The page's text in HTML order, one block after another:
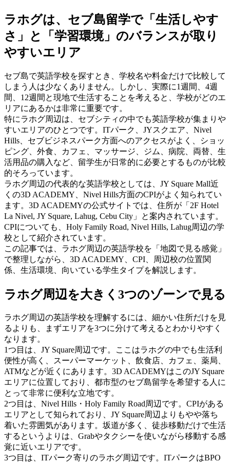
ラホグは、セブ島留学で「生活しやす
さ」と「学習環境」のバランスが取り
やすいエリア
セブ島で英語学校を探すとき、学校名や料金だけで比較して
しまう人は少なくありません。しかし、実際に1週間、4週
間、12週間と現地で生活することを考えると、学校がどのエ
リアにあるかは非常に重要です。
特にラホグ周辺は、セブシティの中でも英語学校が集まりや
すいエリアのひとつです。ITパーク、JYスクエア、Nivel
Hills、セブビジネスパーク方面へのアクセスがよく、ショッ
ピング、外食、カフェ、マッサージ、ジム、病院、両替、生
活用品の購入など、留学生が日常的に必要とするものが比較
的そろっています。
ラホグ周辺の代表的な英語学校としては、JY Square Mall近
くの3D ACADEMY、Nivel Hills方面のCPIがよく知られてい
ます。3D ACADEMYの公式サイトでは、住所が「2F Hotel
La Nivel, JY Square, Lahug, Cebu City」と案内されています。
CPIについても、Holy Family Road, Nivel Hills, Lahug周辺の学
校として紹介されています。
この記事では、ラホグ周辺の英語学校を「地図で見る感覚」
で整理しながら、3D ACADEMY、CPI、周辺校の位置関
係、生活環境、向いている学生タイプを解説します。
ラホグ周辺を大きく3つのゾーンで見る
ラホグ周辺の英語学校を理解するには、細かい住所だけを見
るよりも、まずエリアを3つに分けて考えるとわかりやすく
なります。
1つ目は、JY Square周辺です。ここはラホグの中でも生活利
便性が高く、スーパーマーケット、飲食店、カフェ、薬局、
ATMなどが近くにあります。3D ACADEMYはこのJY Square
エリアに位置しており、都市型のセブ島留学を希望する人に
とって非常に便利な立地です。
2つ目は、Nivel Hills・Holy Family Road周辺です。CPIがある
エリアとして知られており、JY Square周辺よりもやや落ち
着いた雰囲気があります。坂道が多く、徒歩移動だけで生活
するというよりは、Grabやタクシーを使いながら移動する感
覚に近いエリアです。
3つ目は、ITパーク寄りのラホグ周辺です。ITパークはBPO